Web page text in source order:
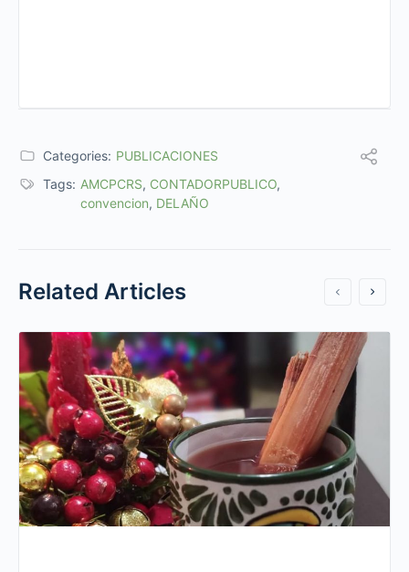
Categories: PUBLICACIONES
Tags: AMCPCRS, CONTADORPUBLICO,
convencion, DELAÑO
Related Articles